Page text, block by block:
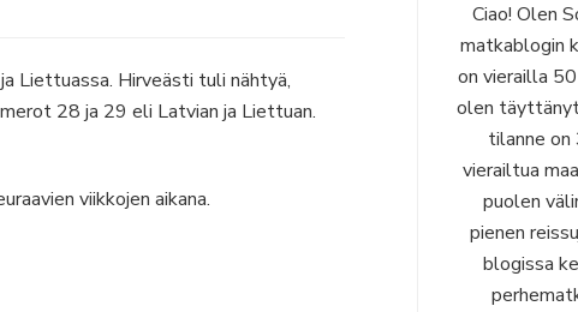
Liettuassa. Hirveästi tuli nähtyä,
28 ja 29 eli Latvian ja Liettuan.
viikkojen aikana.
Ciao! Olen
matkablogin
on vierailla
olen
tilanne
vierailtua
puolen
pienen
blogissa